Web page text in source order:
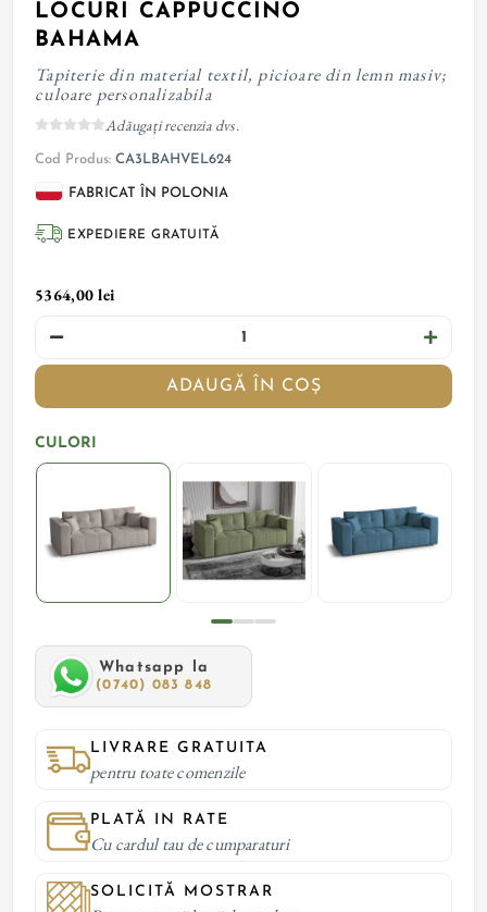
LOCURI CAPPUCCINO
BAHAMA
Tapiterie din material textil, picioare din lemn masiv;
culoare personalizabila
Adăugați recenzia dvs.
Cod Produs: CA3LBAHVEL624
FABRICAT ÎN POLONIA
EXPEDIERE GRATUITĂ
5364,00 lei
ADAUGĂ ÎN COȘ
CULORI
Whatsapp la
(0740) 083 848
LIVRARE GRATUITA
pentru toate comenzile
PLATĂ IN RATE
Cu cardul tau de cumparaturi
SOLICITĂ MOSTRAR